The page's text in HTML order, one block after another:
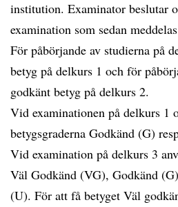
institution. Examinator beslutar
examination som sedan
För påbörjande av studierna på
betyg på delkurs 1 och för
godkänt betyg på delkurs 2.
Vid examinationen på delkurs 1
betygsgraderna Godkänd (G)
Vid examination på delkurs 3
Väl Godkänd (VG), Godkänd
(U). För att få betyget Väl